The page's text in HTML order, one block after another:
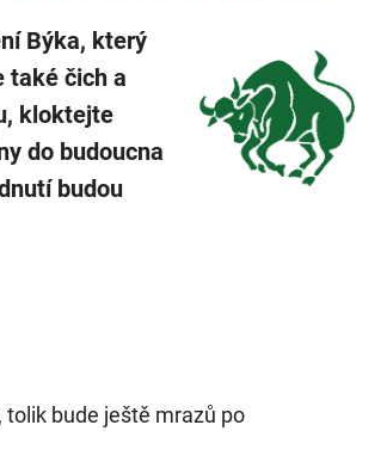
Býka, který
také čich a
kloktejte
do budoucna
budou
tolik bude ještě mrazů po